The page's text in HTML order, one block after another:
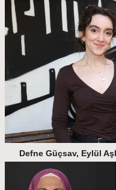
Defne Güçsav, Eylül